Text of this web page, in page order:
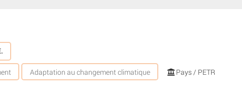
Adaptation au changement climatique Pays / PETR